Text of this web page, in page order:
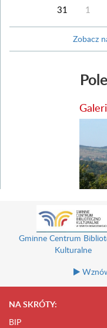
31
1
Zobacz
Gminne Centrum
Kulturalne
NA SKRÓTY:
BIP